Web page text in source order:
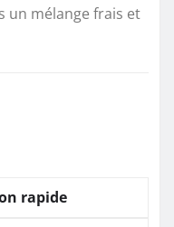
un mélange frais et
rapide